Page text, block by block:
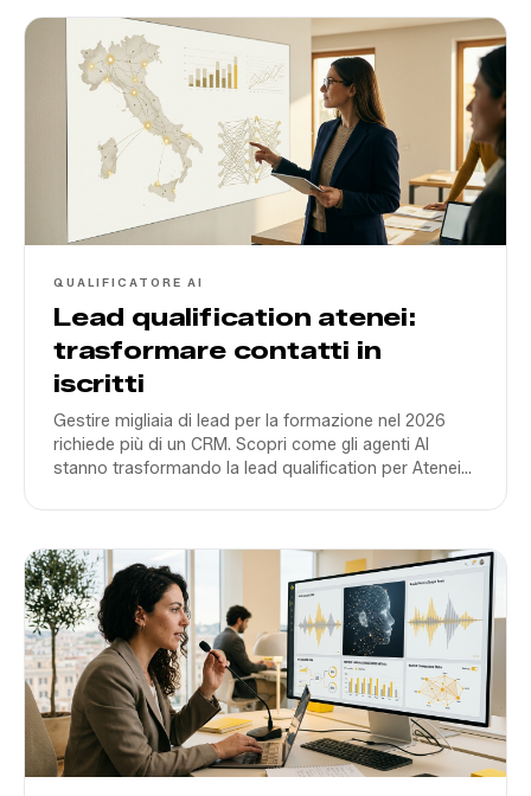
QUALIFICATORE AI
Lead qualification atenei:
trasformare contatti in
iscritti
Gestire migliaia di lead per la formazione nel 2026
richiede più di un CRM. Scopri come gli agenti AI
stanno trasformando la lead qualification per Atenei